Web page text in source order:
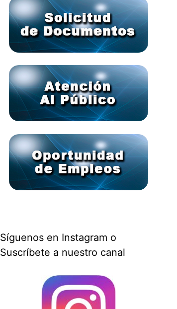
Síguenos en Instagram o
Suscríbete a nuestro canal